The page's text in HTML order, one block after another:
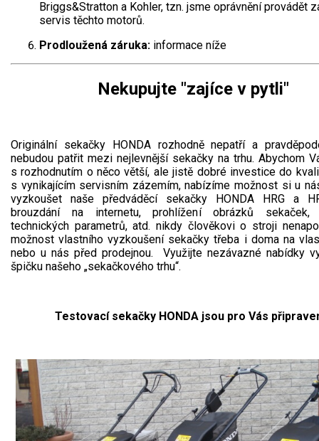
Briggs&Stratton a Kohler, tzn. jsme oprávnění provádět
servis těchto motorů.
Prodloužená záruka: informace níže
Nekupujte "zajíce v pytli"
Originální sekačky HONDA rozhodně nepatří a
nebudou patřit mezi nejlevnější sekačky na trhu. Abychom
s rozhodnutím o něco větší, ale jistě dobré investice do
s vynikajícím servisním zázemím, nabízíme možnost si u
vyzkoušet naše předváděcí sekačky HONDA HRG a
brouzdání na internetu, prohlížení obrázků sekaček,
technických parametrů, atd. nikdy člověkovi o stroji
možnost vlastního vyzkoušení sekačky třeba i doma na
nebo u nás před prodejnou. Využijte nezávazné nabídky
špičku našeho „sekačkového trhu“.
Testovací sekačky HONDA jsou pro Vás